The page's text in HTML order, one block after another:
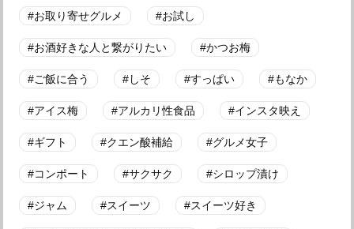
お取り寄せグルメ お試し
お酒好きな人と繋がりたい かつお梅
ご飯に合う しそ すっぱい もなか
アイス梅 アルカリ性食品 インスタ映え
ギフト クエン酸補給 グルメ女子
コンポート サクサク シロップ漬け
ジャム スイーツ スイーツ好き